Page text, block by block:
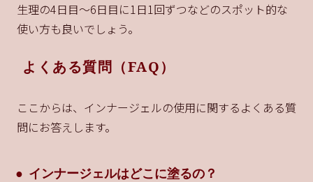
生理の4日目〜6日目に1日1回ずつなどのスポット的な
使い方も良いでしょう。
よくある質問（FAQ）
ここからは、インナージェルの使用に関するよくある質
問にお答えします。
インナージェルはどこに塗るの？